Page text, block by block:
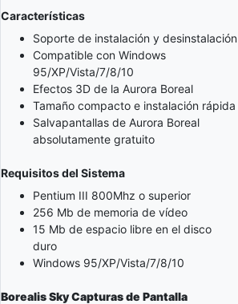
Características
Soporte de instalación y desinstalación
Compatible con Windows
95/XP/Vista/7/8/10
Efectos 3D de la Aurora Boreal
Tamaño compacto e instalación rápida
Salvapantallas de Aurora Boreal
absolutamente gratuito
Requisitos del Sistema
Pentium III 800Mhz o superior
256 Mb de memoria de vídeo
15 Mb de espacio libre en el disco
duro
Windows 95/XP/Vista/7/8/10
Borealis SkyCapturas de Pantalla